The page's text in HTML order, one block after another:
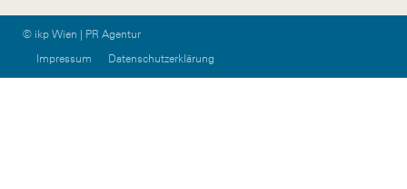
© ikp Wien | PR Agentur
Impressum
Datenschutzerklärung